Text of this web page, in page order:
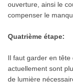
ouverture, ainsi le
compenser le
Quatrième étape:
Il faut garder en tête
actuellement sont
de lumière